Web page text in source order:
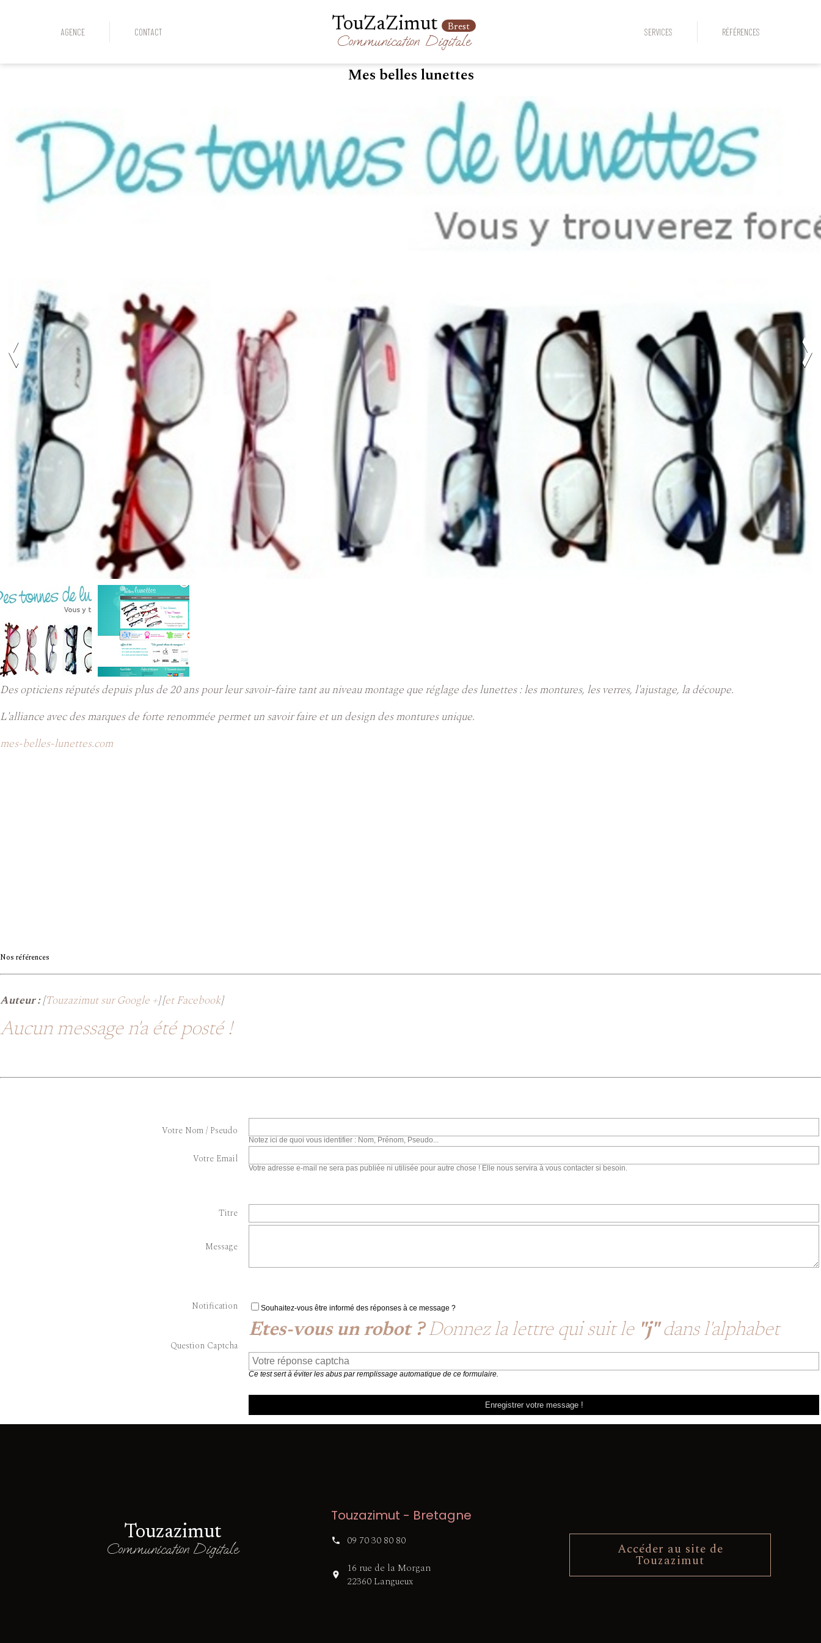
AGENCE CONTACT TouZaZimut Brest
Communication Digitale
SERVICES RÉFÉRENCES
Mes belles lunettes
Des opticiens réputés depuis plus de 20 ans pour leur savoir-faire tant au niveau montage que réglage des lunettes : les montures, les verres, l'ajustage, la découpe.
L'alliance avec des marques de forte renommée permet un savoir faire et un design des montures unique.
mes-belles-lunettes.com
Nos références
Auteur :[Touzazimut sur Google +] [et Facebook]
Aucun message n'a été posté !
Votre Nom / Pseudo
Notez ici de quoi vous identifier : Nom, Prénom, Pseudo...
Votre Email
Votre adresse e-mail ne sera pas publiée ni utilisée pour autre chose ! Elle nous servira à vous contacter si besoin.
Titre
Message
Notification Souhaitez-vous être informé des réponses à ce message ?
Question Captcha
Etes-vous un robot ?Donnez la lettre qui suit le "j"dans l'alphabet
Ce test sert à éviter les abus par remplissage automatique de ce formulaire.
Touzazimut
Communication Digitale
Touzazimut - Bretagne
09 70 30 80 80
16 rue de la Morgan
22360 Langueux
Accéder au site de
Touzazimut